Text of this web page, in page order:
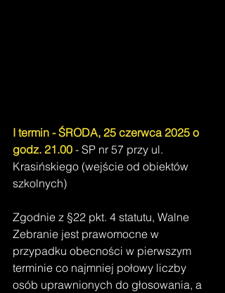
I termin - ŚRODA, 25 czerwca 2025 o
godz. 21.00 - SP nr 57 przy ul.
Krasińskiego (wejście od obiektów
szkolnych)
Zgodnie z §22 pkt. 4 statutu, Walne
Zebranie jest prawomocne w
przypadku obecności w pierwszym
terminie co najmniej połowy liczby
osób uprawnionych do głosowania, a